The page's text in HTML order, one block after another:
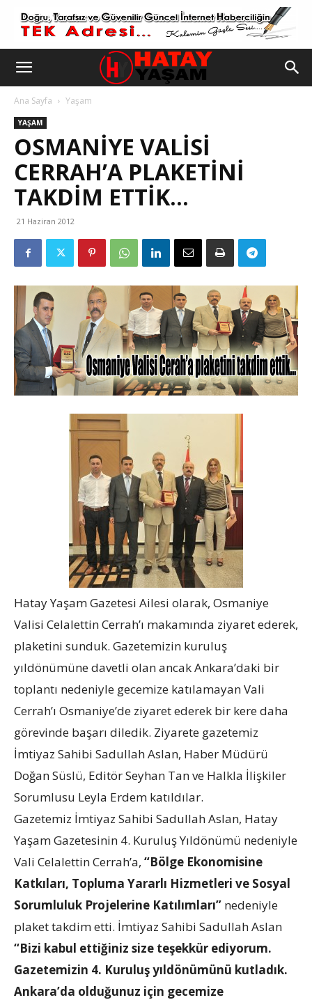
Ana Sayfa Yaşam
YAŞAM
OSMANIYE VALISI
CERRAH’A PLAKETINI
TAKDIM ETTIK…
21 Haziran 2012
Hatay Yaşam Gazetesi Ailesi olarak, Osmaniye
Valisi Celalettin Cerrah’ı makamında ziyaret ederek,
plaketini sunduk. Gazetemizin kuruluş
yıldönümüne davetli olan ancak Ankara’daki bir
toplantı nedeniyle gecemize katılamayan Vali
Cerrah’ı Osmaniye’de ziyaret ederek bir kere daha
görevinde başarı diledik. Ziyarete gazetemiz
İmtiyaz Sahibi Sadullah Aslan, Haber Müdürü
Doğan Süslü, Editör Seyhan Tan ve Halkla İlişkiler
Sorumlusu Leyla Erdem katıldılar.
Gazetemiz İmtiyaz Sahibi Sadullah Aslan, Hatay
Yaşam Gazetesinin 4. Kuruluş Yıldönümü nedeniyle
Vali Celalettin Cerrah’a, “Bölge Ekonomisine
Katkıları, Topluma Yararlı Hizmetleri ve Sosyal
Sorumluluk Projelerine Katılımları” nedeniyle
plaket takdim etti. İmtiyaz Sahibi Sadullah Aslan
“Bizi kabul ettiğiniz size teşekkür ediyorum.
Gazetemizin 4. Kuruluş yıldönümünü kutladık.
Ankara’da olduğunuz için gecemize